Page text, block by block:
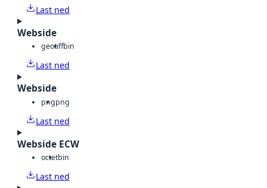
Last ned
Webside
geotiffbin
Last ned
Webside
pngpng
Last ned
Webside ECW
octetbin
Last ned